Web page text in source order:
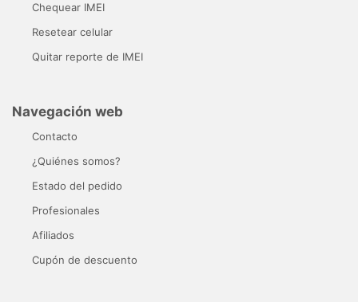
Chequear IMEI
Resetear celular
Quitar reporte de IMEI
Navegación web
Contacto
¿Quiénes somos?
Estado del pedido
Profesionales
Afiliados
Cupón de descuento